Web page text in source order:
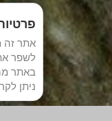
לשפר
באתר
ניתן